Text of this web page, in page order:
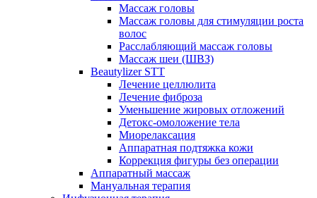
Массаж головы
Массаж головы для стимуляции роста
волос
Расслабляющий массаж головы
Массаж шеи (ШВЗ)
Beautylizer STT
Лечение целлюлита
Лечение фиброза
Уменьшение жировых отложений
Детокс-омоложение тела
Миорелаксация
Аппаратная подтяжка кожи
Коррекция фигуры без операции
Аппаратный массаж
Мануальная терапия